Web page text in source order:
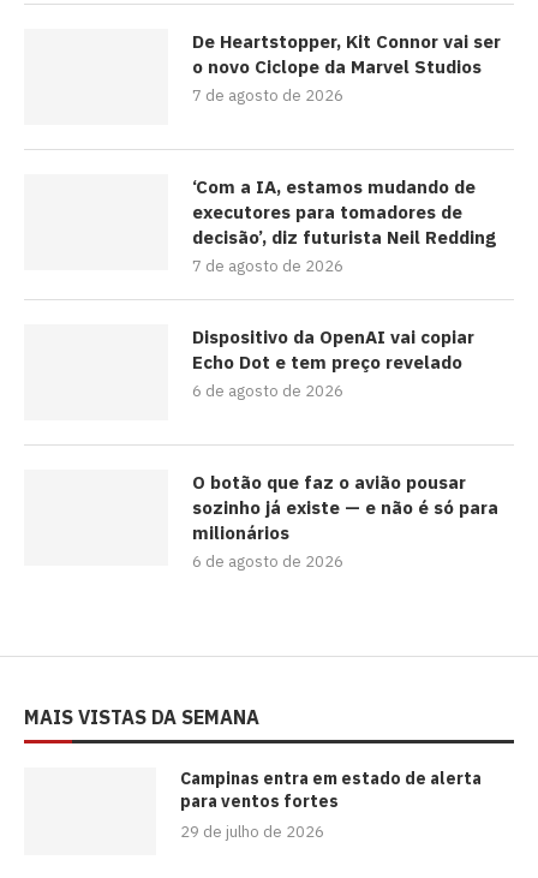
De Heartstopper, Kit Connor vai ser
o novo Ciclope da Marvel Studios
7 de agosto de 2026
‘Com a IA, estamos mudando de
executores para tomadores de
decisão’, diz futurista Neil Redding
7 de agosto de 2026
Dispositivo da OpenAI vai copiar
Echo Dot e tem preço revelado
6 de agosto de 2026
O botão que faz o avião pousar
sozinho já existe — e não é só para
milionários
6 de agosto de 2026
MAIS VISTAS DA SEMANA
Campinas entra em estado de alerta
para ventos fortes
29 de julho de 2026